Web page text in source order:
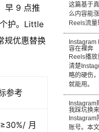
早 9 点推
护。Little
规优惠替换
参考
月
这篇基于
么内容能
Reels流量
Instagram
容在裸奔
Reels播
清楚
略的硬伤
就能用。
Instagram
我踩坑换
Instagram
账号。本